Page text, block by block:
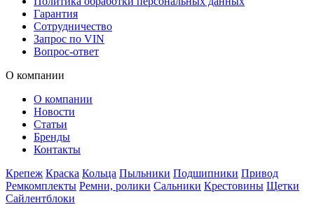
Гарантия
Сотрудничество
Запрос по VIN
Вопрос-ответ
О компании
О компании
Новости
Статьи
Бренды
Контакты
Крепеж Краска Кольца Пыльники Подшипники Привод
Ремкомплекты Ремни, ролики Сальники Крестовины Щетки
Сайлентблоки